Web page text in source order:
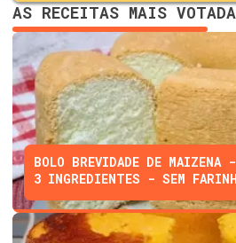
AS RECEITAS MAIS
BOLO BREVIDADE DE MAIZENA
3 INGREDIENTES - SEM